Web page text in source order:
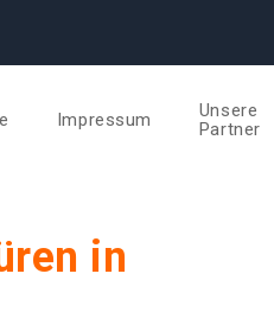
Impressum
Unsere
Partner
in